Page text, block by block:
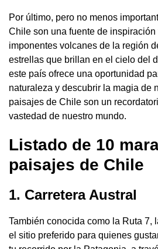
Por último, pero no menos
Chile son una fuente de
imponentes volcanes de la región
estrellas que brillan en el cielo del
este país ofrece una oportunidad
naturaleza y descubrir la magia de
paisajes de Chile son un
vastedad de nuestro mundo.
Listado de 10
paisajes de Chile
1. Carretera Austral
También conocida como la Ruta 7,
el sitio preferido para quienes